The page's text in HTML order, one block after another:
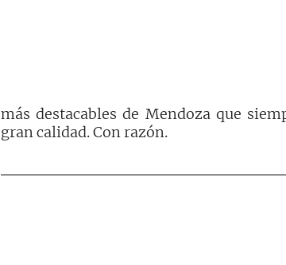
más destacables de Mendoza que
gran calidad. Con razón.